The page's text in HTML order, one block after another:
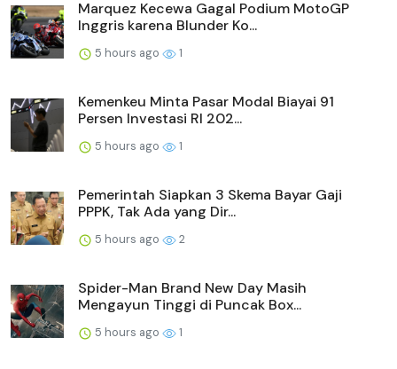
Marquez Kecewa Gagal Podium MotoGP
Inggris karena Blunder Ko...
5 hours ago 1
Kemenkeu Minta Pasar Modal Biayai 91
Persen Investasi RI 202...
5 hours ago 1
Pemerintah Siapkan 3 Skema Bayar Gaji
PPPK, Tak Ada yang Dir...
5 hours ago 2
Spider-Man Brand New Day Masih
Mengayun Tinggi di Puncak Box...
5 hours ago 1